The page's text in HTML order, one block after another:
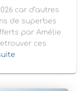
car d’autres
de superbes
par Amélie
ces